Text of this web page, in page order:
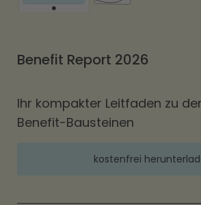
Benefit Report 2026
Ihr kompakter Leitfaden zu
Benefit-Bausteinen
kostenfrei